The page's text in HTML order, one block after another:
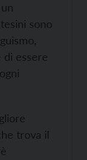
sono
essere
trova il